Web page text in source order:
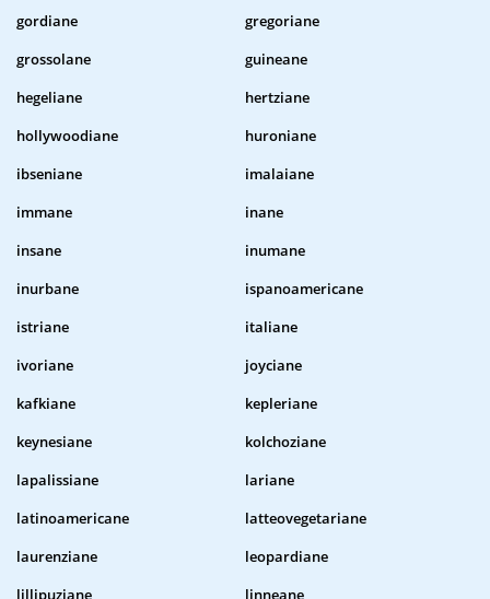
gordiane
gregoriane
grossolane
guineane
hegeliane
hertziane
hollywoodiane
huroniane
ibseniane
imalaiane
immane
inane
insane
inumane
inurbane
ispanoamericane
istriane
italiane
ivoriane
joyciane
kafkiane
kepleriane
keynesiane
kolchoziane
lapalissiane
lariane
latinoamericane
latteovegetariane
laurenziane
leopardiane
lillipuziane
linneane